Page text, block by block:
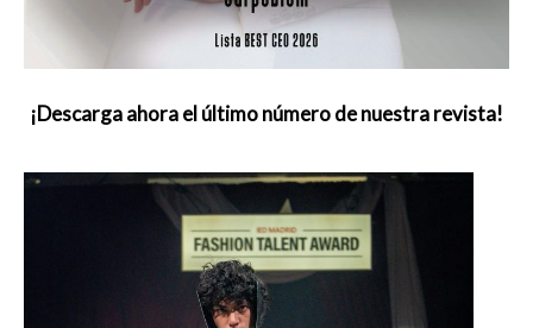
¡Descarga ahora el último número de nuestra revista!